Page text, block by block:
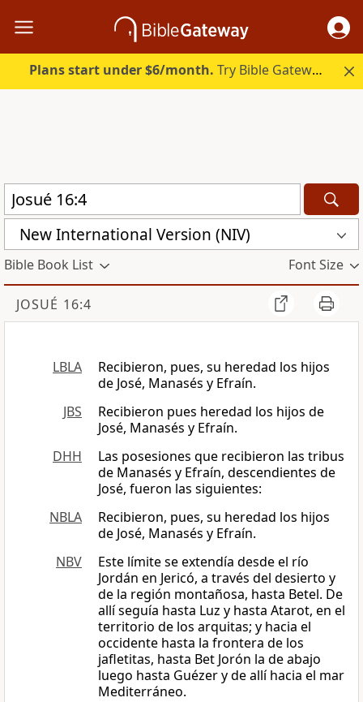
Plans start under $6/month. Try Bible Gateway Plus.
New International Version (NIV)
Bible Book List Font Size
JOSUÉ 16:4
LBLA
Recibieron, pues, su heredad los hijos
de José, Manasés y Efraín.
JBS
Recibieron pues heredad los hijos de
José, Manasés y Efraín.
DHH
Las posesiones que recibieron las tribus
de Manasés y Efraín, descendientes de
José, fueron las siguientes:
NBLA
Recibieron, pues, su heredad los hijos
de José, Manasés y Efraín.
NBV
Este límite se extendía desde el río
Jordán en Jericó, a través del desierto y
de la región montañosa, hasta Betel. De
allí seguía hasta Luz y hasta Atarot, en el
territorio de los arquitas; y hacia el
occidente hasta la frontera de los
jafletitas, hasta Bet Jorón la de abajo
luego hasta Guézer y de allí hacia el mar
Mediterráneo.